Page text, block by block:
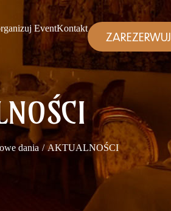
EventKontakt
ZAREZERWUJ
dania / AKTUALNOŚCI